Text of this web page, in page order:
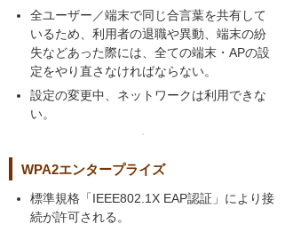
全ユーザー／端末で同じ合言葉を共有して
いるため、利用者の退職や異動、端末の紛
失などあった際には、全ての端末・APの設
定をやり直さなければならない。
設定の変更中、ネットワークは利用できな
い。
WPA2エンタープライズ
標準規格「IEEE802.1X EAP認証」により接
続が許可される。